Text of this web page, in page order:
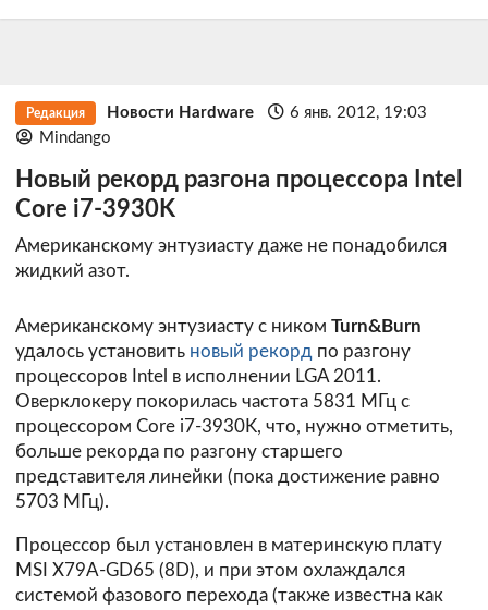
Редакция Новости Hardware
6 янв. 2012, 19:03
Mindango
Новый рекорд разгона процессора Intel
Core i7-3930K
Американскому энтузиасту даже не понадобился
жидкий азот.
Американскому энтузиасту с ником Turn&Burn
удалось установить новый рекорд по разгону
процессоров Intel в исполнении LGA 2011.
Оверклокеру покорилась частота 5831 МГц с
процессором Core i7-3930K, что, нужно отметить,
больше рекорда по разгону старшего
представителя линейки (пока достижение равно
5703 МГц).
Процессор был установлен в материнскую плату
MSI X79A-GD65 (8D), и при этом охлаждался
системой фазового перехода (также известна как